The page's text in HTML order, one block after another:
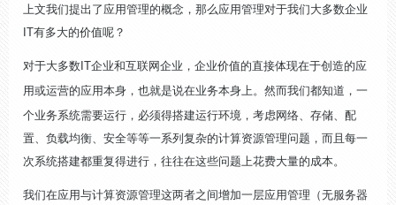
上文我们提出了应用管理的概念，那么应用管理对于我们大多数企业
IT有多大的价值呢？
对于大多数IT企业和互联网企业，企业价值的直接体现在于创造的应
用或运营的应用本身，也就是说在业务本身上。然而我们都知道，一
个业务系统需要运行，必须得搭建运行环境，考虑网络、存储、配
置、负载均衡、安全等等一系列复杂的计算资源管理问题，而且每一
次系统搭建都重复得进行，往往在这些问题上花费大量的成本。
我们在应用与计算资源管理这两者之间增加一层应用管理（无服务器